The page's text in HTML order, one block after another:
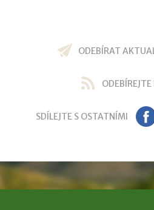
ODEBÍRAT
ODEBÍREJTE
SDÍLEJTE S OSTATNÍMI FB